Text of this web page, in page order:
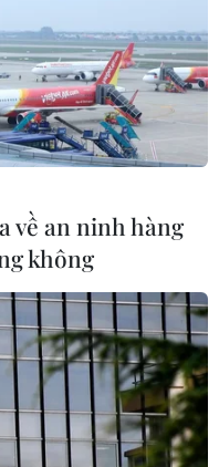
với doanh
khan hiếm cùng
đang là những sức ép
thời điểm hiện nay.
về an ninh hàng
không